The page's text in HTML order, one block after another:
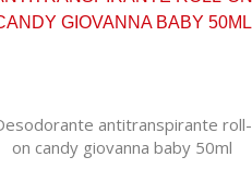
antitranspirante roll-
on candy giovanna baby 50ml